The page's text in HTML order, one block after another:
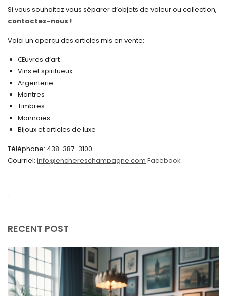
décembre 2024
novembre 2024
octobre 2024
septembre 2024
août 2024
mai 2024
avril 2024
octobre 2023
septembre 2023
Si vous souhaitez vous séparer d’objets de valeur ou collection,
contactez-nous !
Voici un aperçu des articles mis en vente:
Œuvres d’art
Vins et spiritueux
Argenterie
Montres
Timbres
Monnaies
Bijoux et articles de luxe
Téléphone: 438-387-3100
Courriel: info@enchereschampagne.com Facebook
RECENT POST